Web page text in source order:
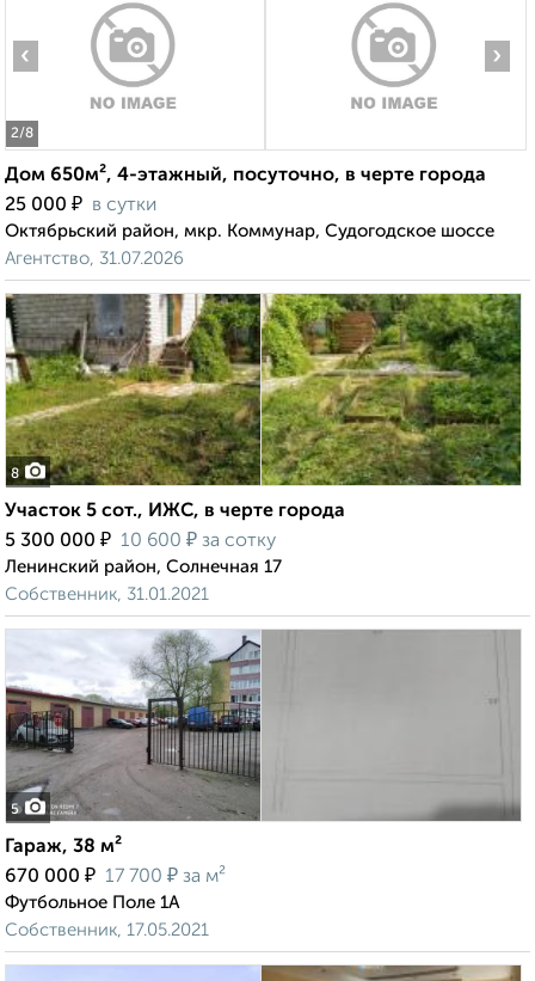
2/8
‹ ›
Дом 650м², 4-этажный, посуточно, в черте города
25 000 ₽ в сутки
Октябрьский район, мкр. Коммунар, Судогодское шоссе
Агентство, 31.07.2026
8
Участок 5 сот., ИЖС, в черте города
5 300 000 ₽ 10 600 ₽ за сотку
Ленинский район, Солнечная 17
Собственник, 31.01.2021
5
Гараж, 38 м²
670 000 ₽ 17 700 ₽ за м²
Футбольное Поле 1А
Собственник, 17.05.2021